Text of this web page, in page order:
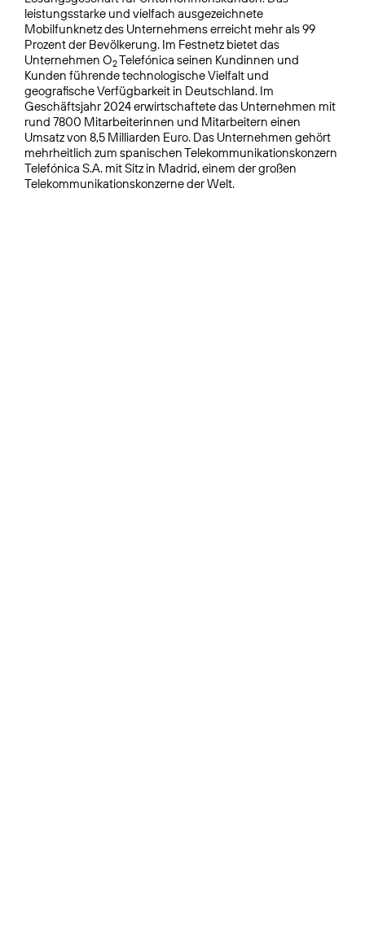
leistungsstarke und vielfach ausgezeichnete
Mobilfunknetz des Unternehmens erreicht mehr als 99
Prozent der Bevölkerung. Im Festnetz bietet das
Unternehmen O2Telefónica seinen Kundinnen und
Kunden führende technologische Vielfalt und
geografische Verfügbarkeit in Deutschland. Im
Geschäftsjahr 2024 erwirtschaftete das Unternehmen mit
rund 7800 Mitarbeiterinnen und Mitarbeitern einen
Umsatz von 8,5 Milliarden Euro. Das Unternehmen gehört
mehrheitlich zum spanischen Telekommunikationskonzern
Telefónica S.A. mit Sitz in Madrid, einem der großen
Telekommunikationskonzerne der Welt.